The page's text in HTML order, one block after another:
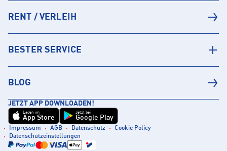
RENT / VERLEIH
BESTER SERVICE
BLOG
JETZT APP DOWNLOADEN!
Laden im
App Store
Jetzt bei
Google Play
Impressum AGB Datenschutz
Cookie Policy
Datenschutzeinstellungen